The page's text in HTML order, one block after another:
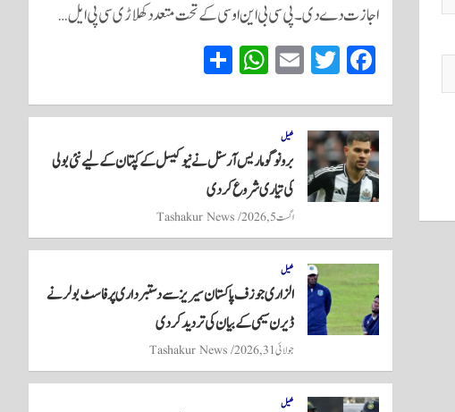
اجازت دے دی۔ پی سی بی این او سی کے تحت متعدد کھلاڑی سی پی ایل…
Fa
ce
bo
ok
T
wi
tte
r
E
m
ail
W
ha
ts
A
pp
re
کھیل
برونو گوماریس آرسنل نے نیو کیسل کے کپتان کے لیے نئی بولی
کی تیاری شروع کر دی
اگست 5, 2026 Tashakur News
کھیل
الزاری جوزف پاکستان سیریز سے دستبرداری پر فاسٹ بولر نے
ڈیرن سیمی کے بیان کی تردید کر دی
جولائی 31, 2026 Tashakur News
کھیل